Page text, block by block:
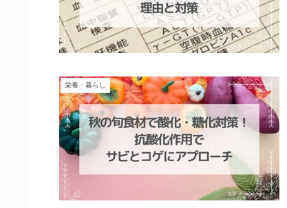
栄養・暮らし